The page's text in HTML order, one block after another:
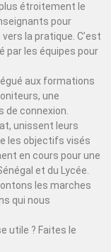
étroitement le
pour
la pratique. C’est
par les équipes pour
aux formations
une
connexion.
unissent leurs
les objectifs visés
en cours pour une
et du Lycée.
les marches
qui nous
utile ? Faites le